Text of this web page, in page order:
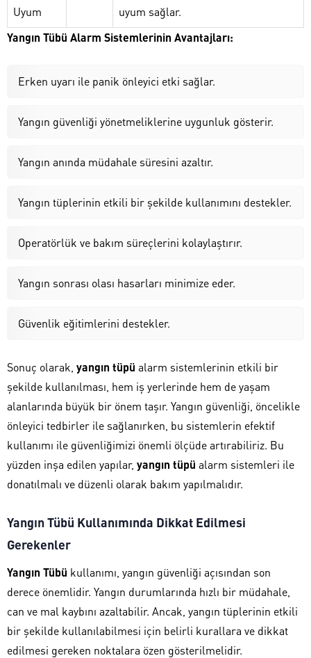
Uyum
uyum sağlar.
Yangın Tübü Alarm Sistemlerinin Avantajları:
Erken uyarı ile panik önleyici etki sağlar.
Yangın güvenliği yönetmeliklerine uygunluk gösterir.
Yangın anında müdahale süresini azaltır.
Yangın tüplerinin etkili bir şekilde kullanımını destekler.
Operatörlük ve bakım süreçlerini kolaylaştırır.
Yangın sonrası olası hasarları minimize eder.
Güvenlik eğitimlerini destekler.
Sonuç olarak, yangın tüpü alarm sistemlerinin etkili bir
şekilde kullanılması, hem iş yerlerinde hem de yaşam
alanlarında büyük bir önem taşır. Yangın güvenliği, öncelikle
önleyici tedbirler ile sağlanırken, bu sistemlerin efektif
kullanımı ile güvenliğimizi önemli ölçüde artırabiliriz. Bu
yüzden inşa edilen yapılar, yangın tüpü alarm sistemleri ile
donatılmalı ve düzenli olarak bakım yapılmalıdır.
Yangın Tübü Kullanımında Dikkat Edilmesi
Gerekenler
Yangın Tübü kullanımı, yangın güvenliği açısından son
derece önemlidir. Yangın durumlarında hızlı bir müdahale,
can ve mal kaybını azaltabilir. Ancak, yangın tüplerinin etkili
bir şekilde kullanılabilmesi için belirli kurallara ve dikkat
edilmesi gereken noktalara özen gösterilmelidir.